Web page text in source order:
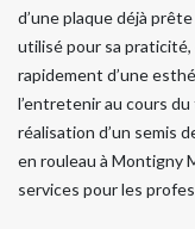
d’une plaque déjà
utilisé pour sa
rapidement d’une
l’entretenir au cours
réalisation d’un semis
en rouleau à Montigny
services pour les